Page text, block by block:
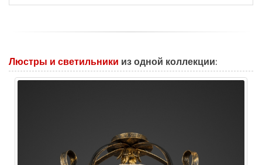
Люстры и светильники из одной коллекции: